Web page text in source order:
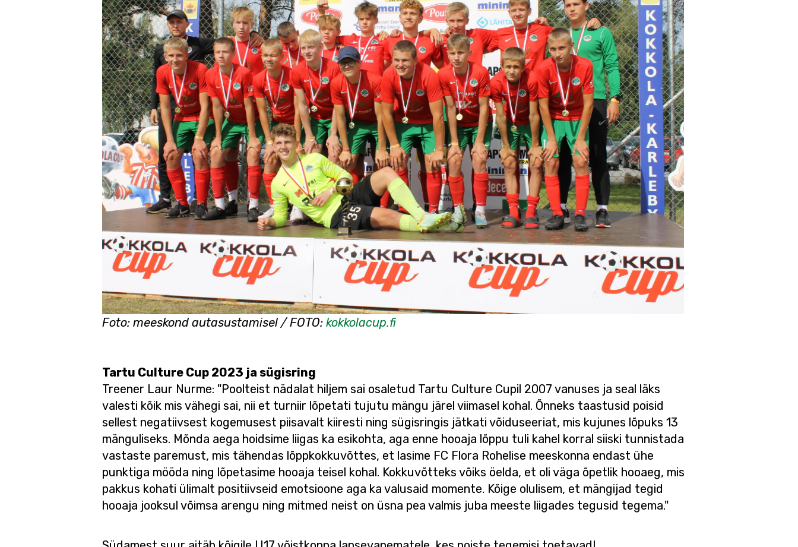
Foto: meeskond autasustamisel / FOTO: kokkolacup.fi
Tartu Culture Cup 2023 ja sügisring
Treener Laur Nurme: "Poolteist nädalat hiljem sai osaletud Tartu Culture Cupil 2007 vanuses ja seal läks
valesti kõik mis vähegi sai, nii et turniir lõpetati tujutu mängu järel viimasel kohal. Õnneks taastusid poisid
sellest negatiivsest kogemusest piisavalt kiiresti ning sügisringis jätkati võiduseeriat, mis kujunes lõpuks 13
mänguliseks. Mõnda aega hoidsime liigas ka esikohta, aga enne hooaja lõppu tuli kahel korral siiski tunnistada
vastaste paremust, mis tähendas lõppkokkuvõttes, et lasime FC Flora Rohelise meeskonna endast ühe
punktiga mööda ning lõpetasime hooaja teisel kohal. Kokkuvõtteks võiks öelda, et oli väga õpetlik hooaeg, mis
pakkus kohati ülimalt positiivseid emotsioone aga ka valusaid momente. Kõige olulisem, et mängijad tegid
hooaja jooksul võimsa arengu ning mitmed neist on üsna pea valmis juba meeste liigades tegusid tegema."